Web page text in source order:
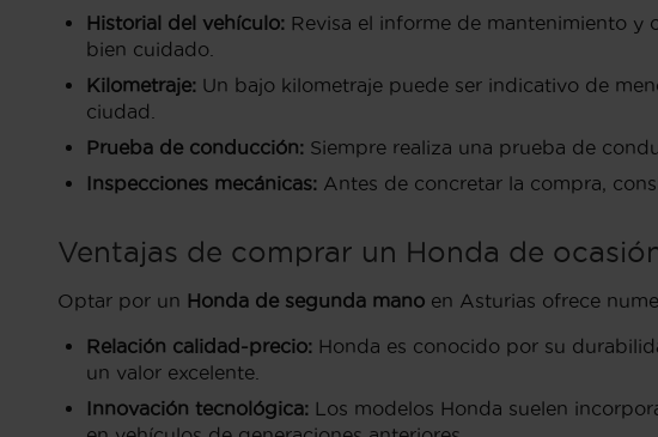
Historial del vehículo: Revisa el informe de mantenimiento y
bien cuidado.
Kilometraje: Un bajo kilometraje puede ser indicativo de
ciudad.
Prueba de conducción: Siempre realiza una prueba de
Inspecciones mecánicas: Antes de concretar la compra,
Ventajas de comprar un Honda de
Optar por un Honda de segunda mano en Asturias ofrece
Relación calidad-precio: Honda es conocido por su
un valor excelente.
Innovación tecnológica: Los modelos Honda suelen